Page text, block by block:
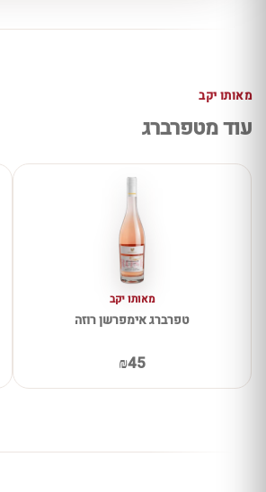
מאותו יקב
עוד מטפרברג
מאותו יקב
טפרברג אימפרשן רוזה
₪45